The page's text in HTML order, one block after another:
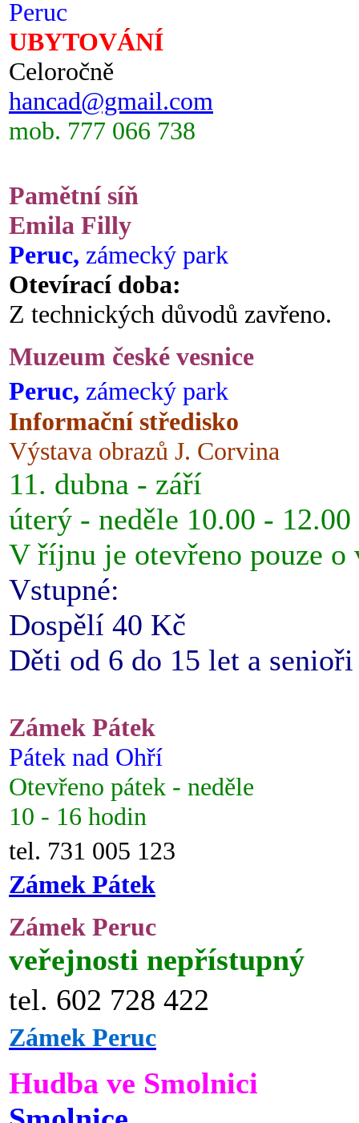
Peruc
UBYTOVÁNÍ
Celoročně
hancad@gmail.com
mob. 777 066 738
Pamětní síň
Emila Filly
Peruc, zámecký park
Otevírací doba:
Z technických důvodů zavřeno.
Muzeum české vesnice
Peruc, zámecký park
Informační středisko
Výstava obrazů J. Corvina
11. dubna - září
úterý - neděle 10.00 -
V říjnu je otevřeno pouze o
Vstupné:
Dospělí 40 Kč
Děti od 6 do 15 let a
Zámek Pátek
Pátek nad Ohří
Otevřeno pátek - neděle
10 - 16 hodin
tel. 731 005 123
Zámek Pátek
Zámek Peruc
veřejnosti nepřístupný
tel. 602 728 422
Zámek Peruc
Hudba ve Smolnici